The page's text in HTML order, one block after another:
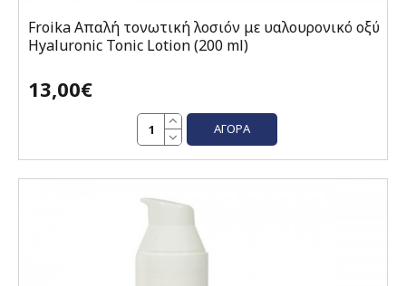
Froika Απαλή τονωτική λοσιόν με υαλουρονικό οξύ
Hyaluronic Tonic Lotion (200 ml)
13,00€
ΑΓΟΡΆ